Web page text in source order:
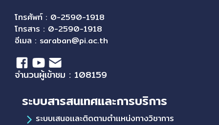
โทรศัพท์ : 0-2590-1918
โทรสาร : 0-2590-1918
อีเมล : saraban@pi.ac.th
จำนวนผู้เข้าชม : 108159
ระบบสารสนเทศและการบริการ
ระบบเสนอเเละติดตามตำเเหน่งทางวิชาการ